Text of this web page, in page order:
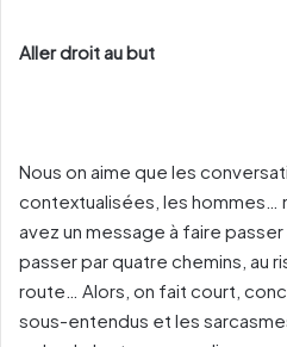
Aller droit au but
Nous on aime que les
contextualisées, les hommes…
avez un message à faire
passer par quatre chemins, au
route… Alors, on fait court,
sous-entendus et les